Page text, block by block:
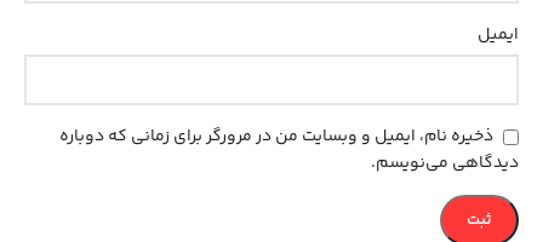
ایمیل
ذخیره نام، ایمیل و وبسایت من در مرورگر برای زمانی که دوباره
دیدگاهی می‌نویسم.